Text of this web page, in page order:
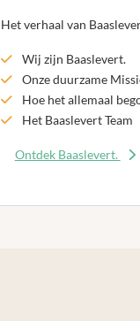
Het verhaal van
Wij zijn Baaslevert.
Onze duurzame
Hoe het allemaal
Het Baaslevert Team
Ontdek Baaslevert.